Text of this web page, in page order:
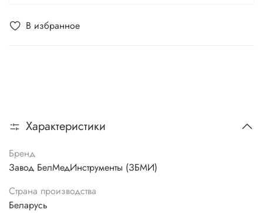
В избранное
Характеристики
Бренд
Завод БелМедИнструменты (ЗБМИ)
Страна производства
Беларусь